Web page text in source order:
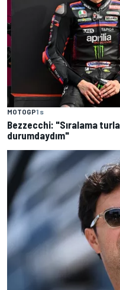
MOTOGP1 s
Bezzecchi: "Sıralama
durumdaydım"